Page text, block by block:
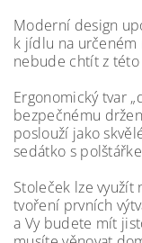
Moderní design
k jídlu na
nebude chtít z
Ergonomický tvar
bezpečnému
poslouží jako
sedátko s
Stoleček lze
tvoření prvních
a Vy budete mít